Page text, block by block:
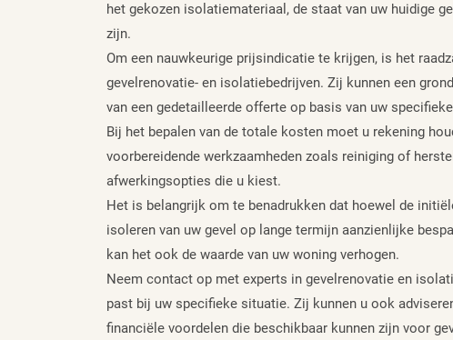
het gekozen isolatiemateriaal, de staat van uw huidige
zijn.
Om een nauwkeurige prijsindicatie te krijgen, is het
gevelrenovatie- en isolatiebedrijven. Zij kunnen een
van een gedetailleerde offerte op basis van uw
Bij het bepalen van de totale kosten moet u rekening
voorbereidende werkzaamheden zoals reiniging of
afwerkingsopties die u kiest.
Het is belangrijk om te benadrukken dat hoewel de
isoleren van uw gevel op lange termijn aanzienlijke
kan het ook de waarde van uw woning verhogen.
Neem contact op met experts in gevelrenovatie en
past bij uw specifieke situatie. Zij kunnen u ook
financiële voordelen die beschikbaar kunnen zijn voor